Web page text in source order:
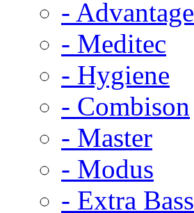
- Advantage
- Meditec
- Hygiene
- Combison
- Master
- Modus
- Extra Bass